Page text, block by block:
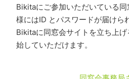
Bikitaにご参加いただいている
様にはID とパスワードが届けら
Bikitaに同窓会サイトを立ち上
始していただけます。